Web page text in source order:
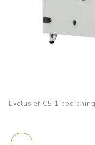
Exclusief C5.1 bediening